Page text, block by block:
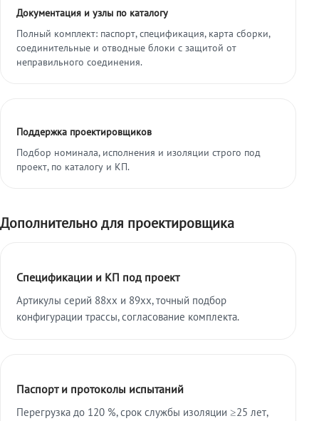
Документация и узлы по каталогу
Полный комплект: паспорт, спецификация, карта сборки,
соединительные и отводные блоки с защитой от
неправильного соединения.
Поддержка проектировщиков
Подбор номинала, исполнения и изоляции строго под
проект, по каталогу и КП.
Дополнительно для проектировщика
Спецификации и КП под проект
Артикулы серий 88xx и 89xx, точный подбор
конфигурации трассы, согласование комплекта.
Паспорт и протоколы испытаний
Перегрузка до 120 %, срок службы изоляции ≥25 лет,